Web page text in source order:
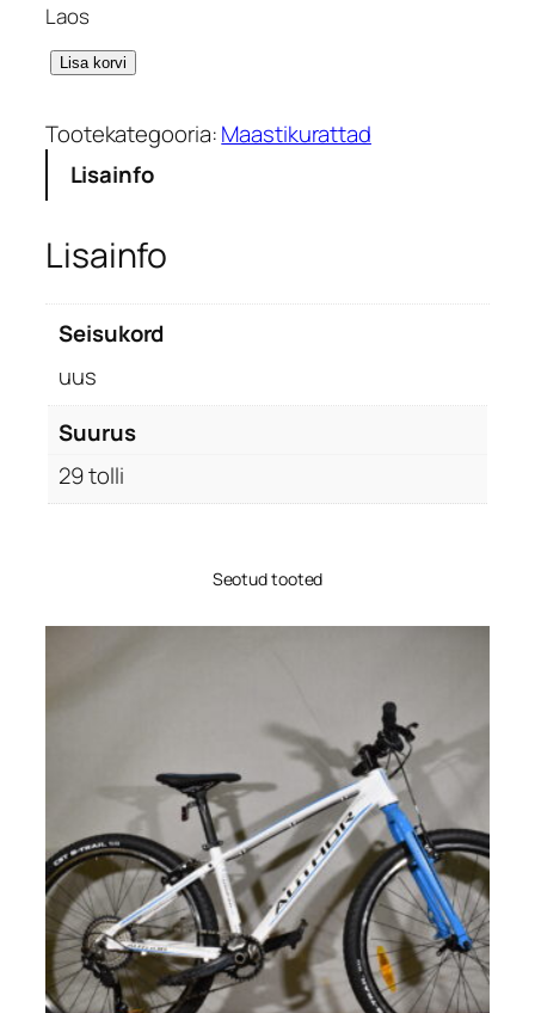
Laos
A
t
h
T
r
a
9
u
Lisa korvi
Tootekategooria:Maastikurattad
Lisainfo
Lisainfo
Seisukord
uus
Suurus
29 tolli
Seotud tooted